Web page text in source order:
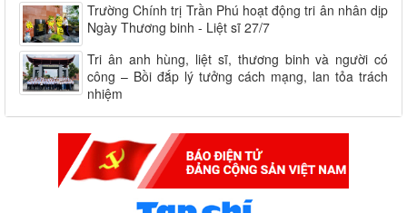
Trường Chính trị Trần Phú hoạt động tri ân nhân dịp
Ngày Thương binh - Liệt sĩ 27/7
Tri ân anh hùng, liệt sĩ, thương binh và người có
công – Bồi đắp lý tưởng cách mạng, lan tỏa trách
nhiệm